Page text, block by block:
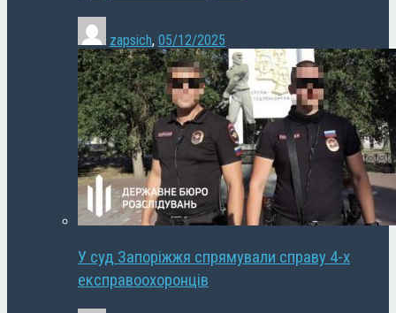
zapsich, 05/12/2025
У суд Запоріжжя спрямували справу 4-х
експравоохоронців